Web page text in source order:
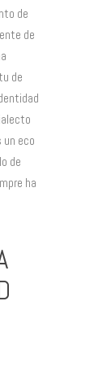
de
de
de
eco
de
ha